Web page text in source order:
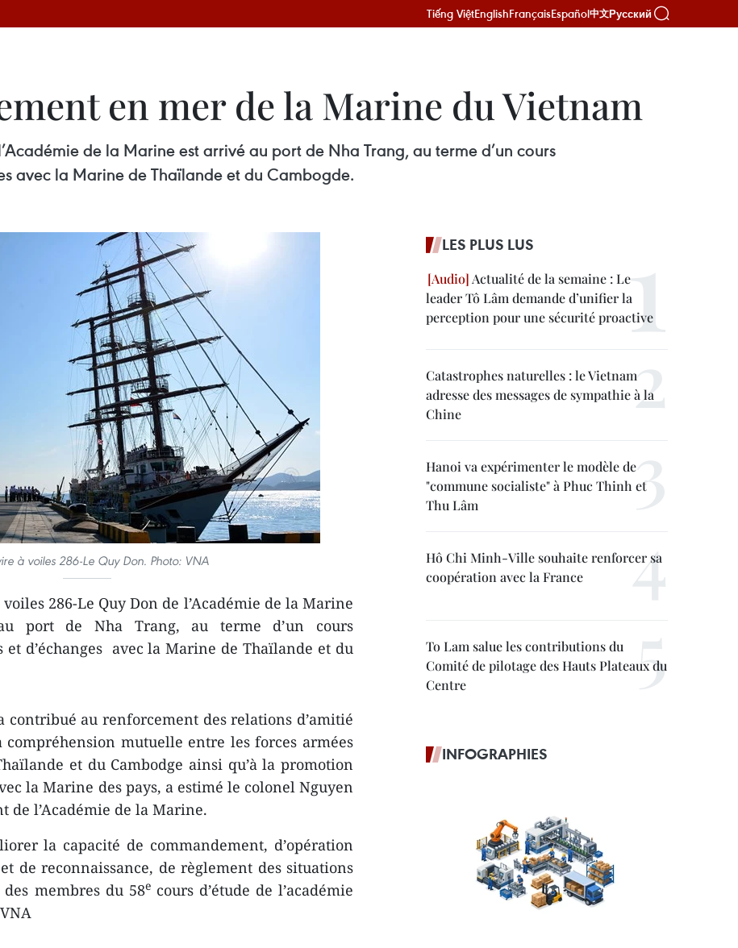
Tiếng ViệtEnglishFrançaisEspañol中文Русский
en mer de la Marine du Vietnam
de la Marine est arrivé au port de Nha Trang, au terme d’un cours
avec la Marine de Thaïlande et du Cambogde.
à voiles 286-Le Quy Don. Photo: VNA
286-Le Quy Don de l’Académie de la Marine
port de Nha Trang, au terme d’un cours
et d’échanges avec la Marine de Thaïlande et du
contribué au renforcement des relations d’amitié
mutuelle entre les forces armées
et du Cambodge ainsi qu’à la promotion
la Marine des pays, a estimé le colonel Nguyen
de l’Académie de la Marine.
la capacité de commandement, d’opération
de reconnaissance, de règlement des situations
membres du 58ecours d’étude de l’académie
LES PLUS LUS
Actualité de la semaine : Le
leader Tô Lâm demande d’unifier la
perception pour une sécurité proactive
Catastrophes naturelles : le Vietnam
adresse des messages de sympathie à la
Chine
Hanoi va expérimenter le modèle de
"commune socialiste" à Phuc Thinh et
Thu Lâm
Hô Chi Minh-Ville souhaite renforcer sa
coopération avec la France
To Lam salue les contributions du
Comité de pilotage des Hauts Plateaux du
Centre
INFOGRAPHIES